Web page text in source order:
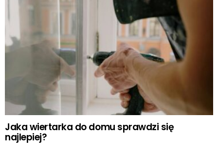
Jaka wiertarka do domu sprawdzi się
najlepiej?